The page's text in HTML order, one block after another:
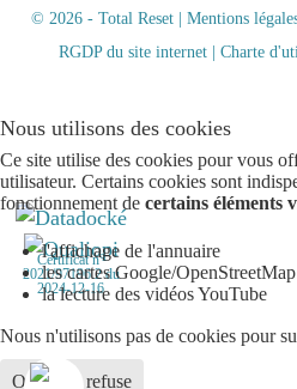
© 2026 - Total Reset | Mentions
RGDP du site internet
Charte
Certificat n°
2021/97196.2 du
2024-12-16
Nous utilisons des cookies
Ce site utilise des cookies pour vous
utilisateur. Certains cookies sont
fonctionnement de certains éléments
l'affichage de l'annuaire
les cartes Google/OpenStreetMap
la lecture des vidéos YouTube
Nous n'utilisons pas de cookies pour
Ok Je refuse